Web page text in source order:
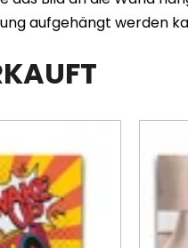
aufgehängt werden